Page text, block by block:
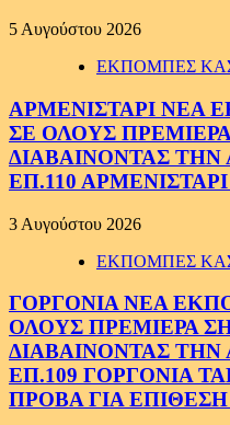
5 Αυγούστου 2026
ΕΚΠΟΜΠΕΣ
ΑΡΜΕΝΙΣΤΑΡΙ ΝΕΑ
ΣΕ ΟΛΟΥΣ
ΔΙΑΒΑΙΝΟΝΤΑΣ ΤΗΝ
ΕΠ.110
3 Αυγούστου 2026
ΕΚΠΟΜΠΕΣ
ΓΟΡΓΟΝΙΑ ΝΕΑ
ΟΛΟΥΣ ΠΡΕΜΙΕΡΑ
ΔΙΑΒΑΙΝΟΝΤΑΣ ΤΗΝ
ΕΠ.109 ΓΟΡΓΟΝΙΑ
ΠΡΟΒΑ ΓΙΑ